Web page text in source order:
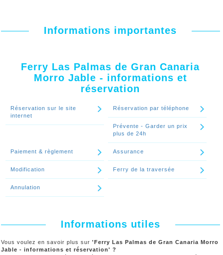
Informations importantes
Ferry Las Palmas de Gran Canaria
Morro Jable - informations et
réservation
Réservation sur le site
internet
Réservation par téléphone
Prévente - Garder un prix
plus de 24h
Paiement & règlement Assurance
Modification Ferry de la traversée
Annulation
Informations utiles
Vous voulez en savoir plus sur 'Ferry Las Palmas de Gran Canaria Morro
Jable - informations et réservation' ?